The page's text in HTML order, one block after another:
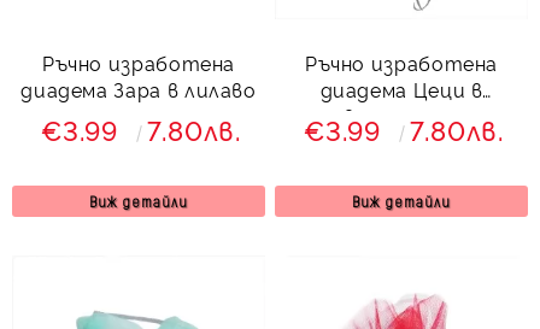
Ръчно изработена
диадема Зара в лилаво
€3.99 7.80лв.
Виж детайли
Ръчно изработена
диадема Цеци в
светлосиньо
€3.99 7.80лв.
Виж детайли